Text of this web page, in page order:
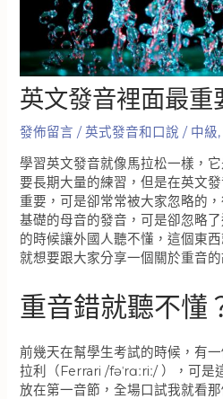
英文發音裡面最重
發佈留言 /英式發音和口說 / 中級,
學習英文發音就像馬拉松一樣，
要長期大量的練習，但是在英文
重要，可是卻常常被大家忽略的
基礎的母音的發音，可是卻忽略
的時候讓外國人聽不懂，這個東
就想要跟大家分享一個關於重音的
重音錯就聽不懂
前幾天在幫學生考試的時候，有
拉利（Ferrari /fəˈrɑːriː/ ），可
放在第一音節，全場口試我就看